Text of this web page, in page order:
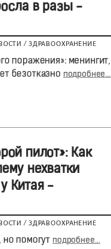
в разы -
/ ЗДРАВООХРАНЕНИЕ
поражения»: менингит,
безотказно подробнее...
пилот»: Как
нехватки
Китая -
/ ЗДРАВООХРАНЕНИЕ
помогут подробнее...